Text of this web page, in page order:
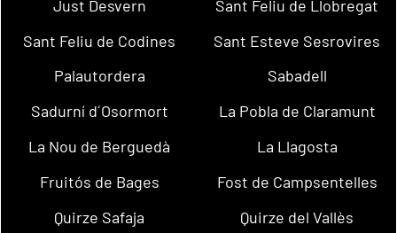
Just Desvern
Sant Feliu de Llobregat
Sant Feliu de Codines
Sant Esteve Sesrovires
Palautordera
Sabadell
Sadurní d´Osormort
La Pobla de Claramunt
La Nou de Berguedà
La Llagosta
Fruitós de Bages
Fost de Campsentelles
Quirze Safaja
Quirze del Vallès